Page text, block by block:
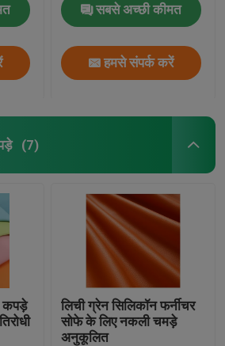
सबसे अच्छी कीमत
हमसे संपर्क करें
(7)
कपड़े
लिची ग्रेन सिलिकॉन फर्नीचर
सोफे के लिए नकली चमड़े
अनुकूलित